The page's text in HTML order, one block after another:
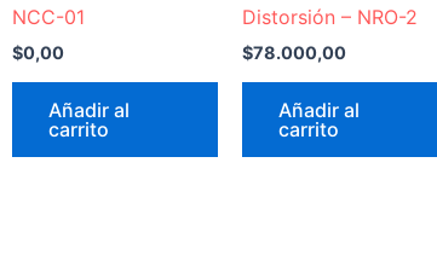
NCC-01
$0,00
Añadir al
carrito
Distorsión – NRO-2
$78.000,00
Añadir al
carrito